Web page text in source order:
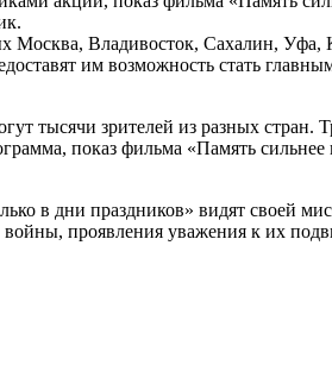
Москва, Владивосток, Сахалин,
им возможность стать
тысячи зрителей из разных
показ фильма «Память
в дни праздников» видят своей
проявления уважения к их